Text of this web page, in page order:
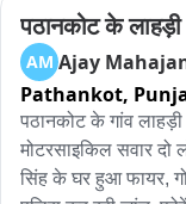
लोगों की सुरक्षा को
पठानकोट के लाहड़ी
AM Ajay
Pathankot,
पठानकोट के गांव
मोटरसाइकिल सवार दो
सिंह के घर हुआ फायर,